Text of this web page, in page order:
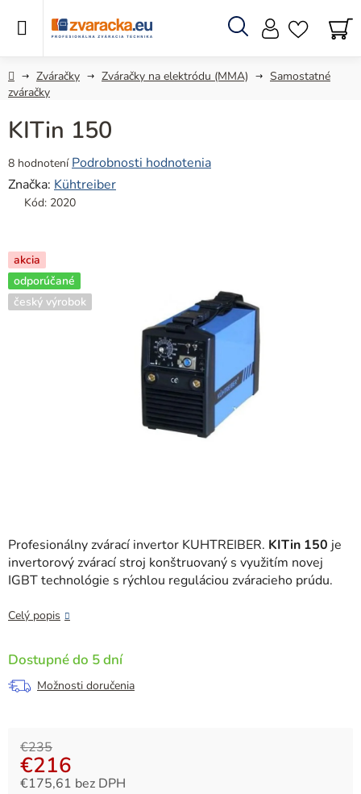
Hľadať
DomovZváračky Zváračky na elektródu (MMA)
Samostatné
zváračky
Profesionálny zvárací invertor KUHTREIBER. KITin 150 je
invertorový zvárací stroj konštruovaný s využitím novej
IGBT technológie s rýchlou reguláciou zváracieho prúdu.
Celý popis
Dostupné do 5 dní
Možnosti doručenia
€235
€216
€175,61 bez DPH
KITin 150
Priemerné
hodnotenie
produktu
z
5
hviezdičiek.
8 hodnotení Podrobnosti hodnotenia
Značka: Kühtreiber
Kód: 2020
akcia
odporúčané
český výrobok